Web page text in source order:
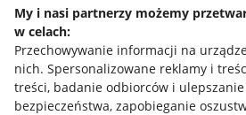
My i nasi partnerzy możemy
w celach:
Przechowywanie informacji na
nich. Spersonalizowane reklamy i
treści, badanie odbiorców i ulepszanie
bezpieczeństwa, zapobieganie
Allegro Gadane dla sprzedających
Allegro Gadane dla kupujących
Mapa miejscowości